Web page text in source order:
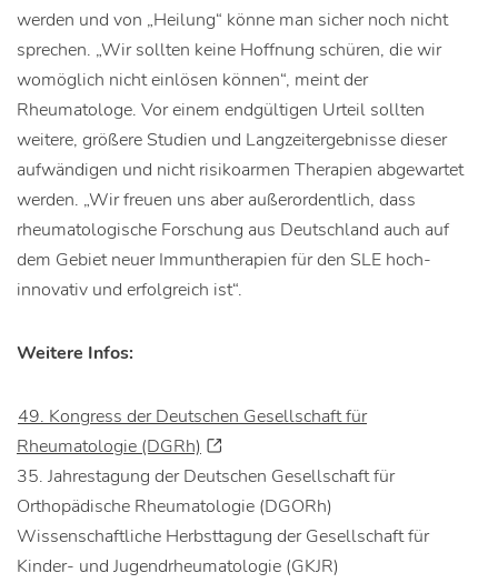
werden und von „Heilung“ könne man sicher noch nicht
sprechen. „Wir sollten keine Hoffnung schüren, die wir
womöglich nicht einlösen können“, meint der
Rheumatologe. Vor einem endgültigen Urteil sollten
weitere, größere Studien und Langzeitergebnisse dieser
aufwändigen und nicht risikoarmen Therapien abgewartet
werden. „Wir freuen uns aber außerordentlich, dass
rheumatologische Forschung aus Deutschland auch auf
dem Gebiet neuer Immuntherapien für den SLE hoch-
innovativ und erfolgreich ist“.
Weitere Infos:
49. Kongress der Deutschen Gesellschaft für
Rheumatologie (DGRh)
35. Jahrestagung der Deutschen Gesellschaft für
Orthopädische Rheumatologie (DGORh)
Wissenschaftliche Herbsttagung der Gesellschaft für
Kinder- und Jugendrheumatologie (GKJR)